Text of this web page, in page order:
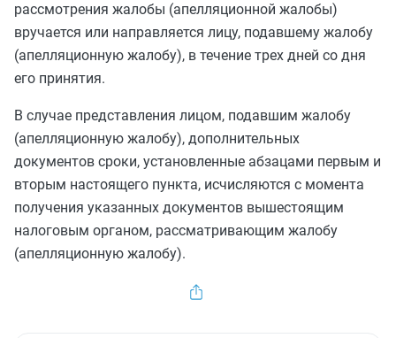
рассмотрения жалобы (апелляционной жалобы)
вручается или направляется лицу, подавшему жалобу
(апелляционную жалобу), в течение трех дней со дня
его принятия.
В случае представления лицом, подавшим жалобу
(апелляционную жалобу), дополнительных
документов сроки, установленные абзацами первым и
вторым настоящего пункта, исчисляются с момента
получения указанных документов вышестоящим
налоговым органом, рассматривающим жалобу
(апелляционную жалобу).